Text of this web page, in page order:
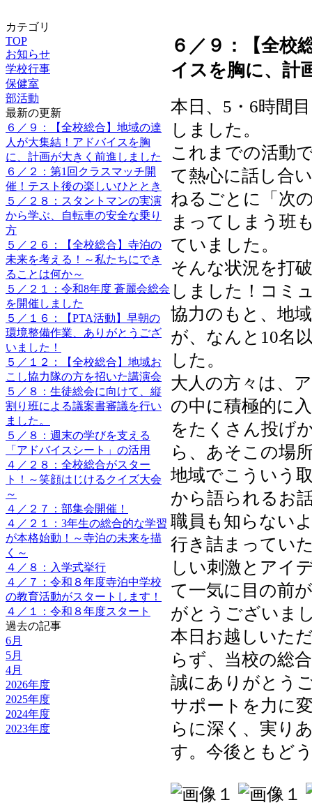
カテゴリ
TOP
お知らせ
学校行事
保健室
部活動
最新の更新
６／９：【全校総合】地域の達
人が大集結！アドバイスを胸
に、計画が大きく前進しました
６／２：第1回クラスマッチ開
催！テスト後の楽しいひととき
５／２８：スタントマンの実演
から学ぶ、自転車の安全な乗り
方
５／２６：【全校総合】寺泊の
未来を考える！～私たちにでき
ることは何か～
５／２１：令和8年度 蒼麗会総会
を開催しました
５／１６：【PTA活動】早朝の
環境整備作業、ありがとうござ
いました！
５／１２：【全校総合】地域お
こし協力隊の方を招いた講演会
５／８：生徒総会に向けて、縦
割り班による議案書審議を行い
ました。
５／８：週末の学びを支える
「アドバイスシート」の活用
４／２８：全校総合がスター
ト！～笑顔はじけるクイズ大会
～
４／２７：部集会開催！
４／２１：3年生の総合的な学習
が本格始動！～寺泊の未来を描
く～
４／８：入学式挙行
４／７：令和８年度寺泊中学校
の教育活動がスタートします！
４／１：令和８年度スタート
過去の記事
6月
5月
4月
2026年度
2025年度
2024年度
2023年度
６／９：【全校
イスを胸に、計
本日、5・6時間
しました。
これまでの活動
て熱心に話し合
ねるごとに「次
まってしまう班
ていました。
そんな状況を打
しました！コミ
協力のもと、地
が、なんと10名
した。
大人の方々は、
の中に積極的に
をたくさん投げ
ら、あそこの場
地域でこういう
から語られるお
職員も知らない
行き詰まってい
しい刺激とアイ
て一気に目の前
がとうございま
本日お越しいた
らず、当校の総
誠にありがとう
サポートを力に
らに深く、実り
す。今後ともど